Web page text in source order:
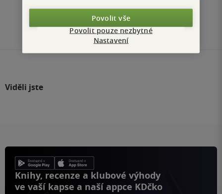
Články, které stojí za pozornost
Viděli jste
Knihy, recenze a klubové výhody
ve vaší kapse a naší appce KDčko
Povolit vše
Povolit pouze nezbytné
Nastavení